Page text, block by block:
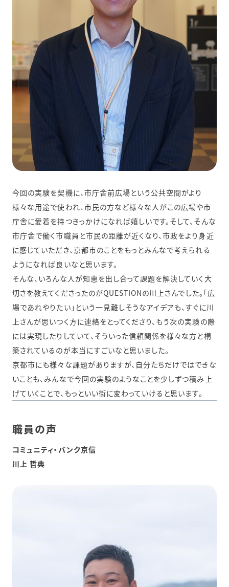
今回の実験を契機に、市庁舎前広場という公共空間がより
様々な用途で使われ、市民の方など様々な人がこの広場や市
庁舎に愛着を持つきっかけになれば嬉しいです。そして、そんな
市庁舎で働く市職員と市民の距離が近くなり、市政をより身近
に感じていただき、京都市のことをもっとみんなで考えられる
ようになれば良いなと思います。
そんな、いろんな人が知恵を出し合って課題を解決していく大
切さを教えてくださったのがQUESTIONの川上さんでした。「広
場であれやりたい」という一見難しそうなアイデアも、すぐに川
上さんが思いつく方に連絡をとってくださり、もう次の実験の際
には実現したりしていて、そういった信頼関係を様々な方と構
築されているのが本当にすごいなと思いました。
京都市にも様々な課題がありますが、自分たちだけではできな
いことも、みんなで今回の実験のようなことを少しずつ積み上
げていくことで、もっといい街に変わっていけると思います。
職員の声
コミュニティ・バンク京信
川上 哲典